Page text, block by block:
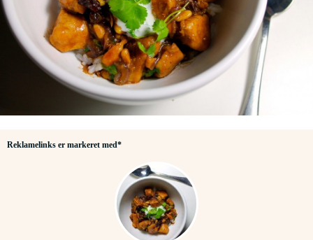
Reklamelinks er markeret med*